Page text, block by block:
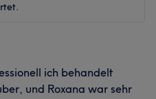
ich behandelt
und Roxana war sehr